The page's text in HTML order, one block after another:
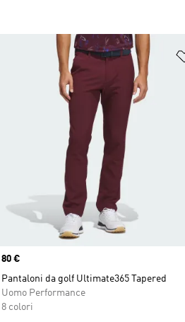
alla lista dei desideri
Price
80 €
Pantaloni da golf Ultimate365 Tapered
Uomo Performance
8 colori